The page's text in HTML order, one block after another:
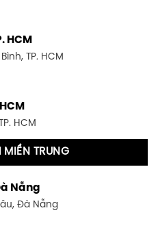
HCM
TP. HCM
HCM
TP. HCM
TRUNG
Nẵng
Đà Nẵng